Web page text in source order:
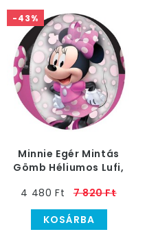
-43%
Minnie Egér Mintás
Gömb Héliumos Lufi,
4 480 Ft
7 820 Ft
KOSÁRBA